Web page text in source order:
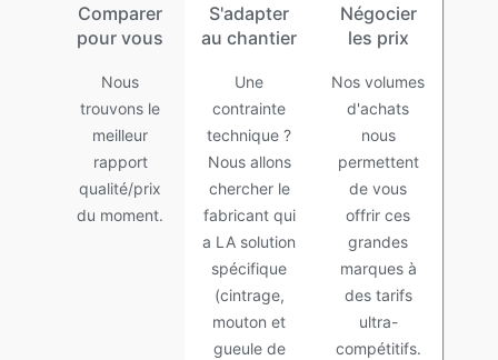
Comparer
pour vous
Nous
trouvons le
meilleur
rapport
qualité/prix
du moment.
S'adapter
au chantier
Une
contrainte
technique ?
Nous allons
chercher le
fabricant qui
a LA solution
spécifique
(cintrage,
mouton et
gueule de
Négocier
les prix
Nos volumes
d'achats
nous
permettent
de vous
offrir ces
grandes
marques à
des tarifs
ultra-
compétitifs.